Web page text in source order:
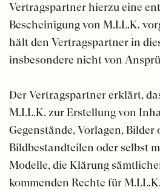
Vertragspartner hierzu eine
Bescheinigung von M.I.L.K.
hält den Vertragspartner in
insbesondere nicht von
Der Vertragspartner erklärt,
M.I.L.K. zur Erstellung von
Gegenstände, Vorlagen, Bilder
Bildbestandteilen oder selbst
Modelle, die Klärung
kommenden Rechte für